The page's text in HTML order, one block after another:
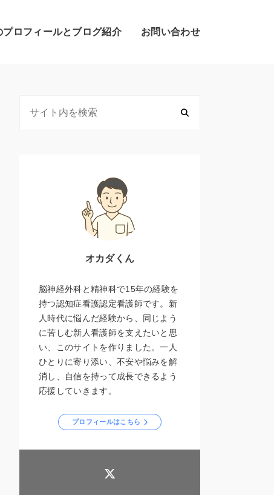
プロフィールとブログ紹介 お問い合わせ
オカダくん
脳神経外科と精神科で15年の経験を
持つ認知症看護認定看護師です。新
人時代に悩んだ経験から、同じよう
に苦しむ新人看護師を支えたいと思
い、このサイトを作りました。一人
ひとりに寄り添い、不安や悩みを解
消し、自信を持って成長できるよう
応援していきます。
プロフィールはこちら